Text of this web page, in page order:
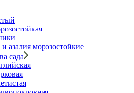
азалия морозостойкие
сада